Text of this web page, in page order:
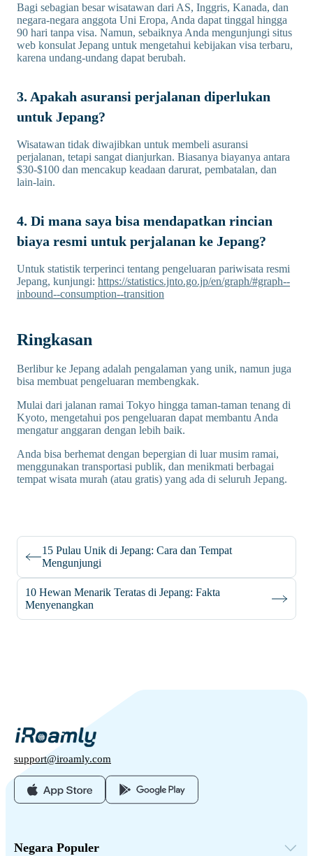
Bagi sebagian besar wisatawan dari AS, Inggris, Kanada, dan
negara-negara anggota Uni Eropa, Anda dapat tinggal hingga
90 hari tanpa visa. Namun, sebaiknya Anda mengunjungi situs
web konsulat Jepang untuk mengetahui kebijakan visa terbaru,
karena undang-undang dapat berubah.
3. Apakah asuransi perjalanan diperlukan
untuk Jepang?
Wisatawan tidak diwajibkan untuk membeli asuransi
perjalanan, tetapi sangat dianjurkan. Biasanya biayanya antara
$30-$100 dan mencakup keadaan darurat, pembatalan, dan
lain-lain.
4. Di mana saya bisa mendapatkan rincian
biaya resmi untuk perjalanan ke Jepang?
Untuk statistik terperinci tentang pengeluaran pariwisata resmi
Jepang, kunjungi: https://statistics.jnto.go.jp/en/graph/#graph--
inbound--consumption--transition
Ringkasan
Berlibur ke Jepang adalah pengalaman yang unik, namun juga
bisa membuat pengeluaran membengkak.
Mulai dari jalanan ramai Tokyo hingga taman-taman tenang di
Kyoto, mengetahui pos pengeluaran dapat membantu Anda
mengatur anggaran dengan lebih baik.
Anda bisa berhemat dengan bepergian di luar musim ramai,
menggunakan transportasi publik, dan menikmati berbagai
tempat wisata murah (atau gratis) yang ada di seluruh Jepang.
15 Pulau Unik di Jepang: Cara dan Tempat
Mengunjungi
10 Hewan Menarik Teratas di Jepang: Fakta
Menyenangkan
support@iroamly.com
Negara Populer